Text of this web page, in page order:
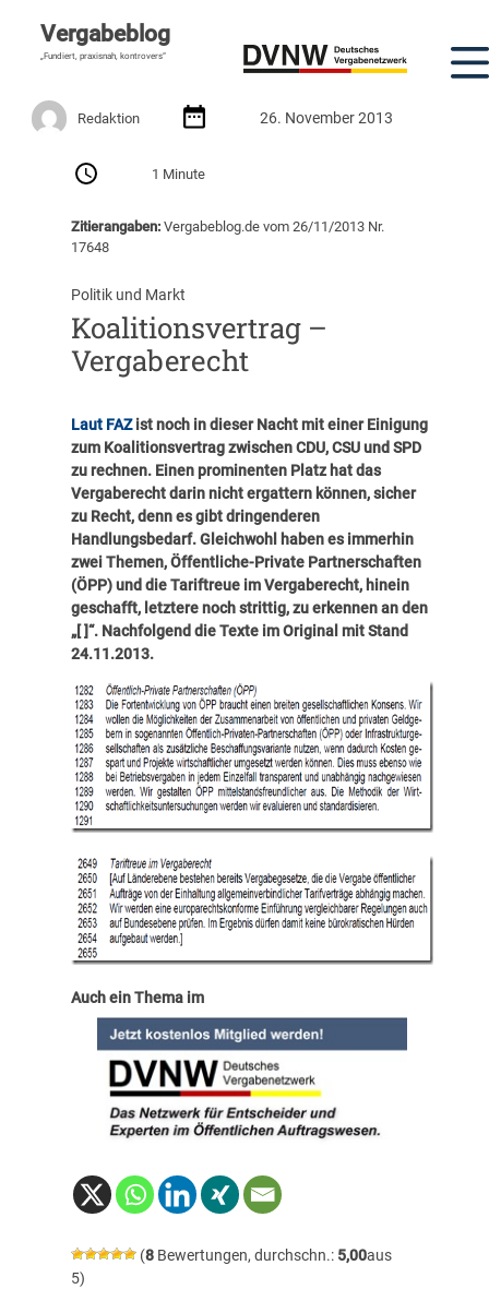
Vergabeblog
„Fundiert, praxisnah, kontrovers“
Redaktion 26. November 2013
1 Minute
Zitierangaben:Vergabeblog.de vom 26/11/2013 Nr.
17648
Politik und Markt
Koalitionsvertrag –
Vergaberecht
Laut FAZist noch in dieser Nacht mit einer Einigung
zum Koalitionsvertrag zwischen CDU, CSU und SPD
zu rechnen. Einen prominenten Platz hat das
Vergaberecht darin nicht ergattern können, sicher
zu Recht, denn es gibt dringenderen
Handlungsbedarf. Gleichwohl haben es immerhin
zwei Themen, Öffentliche-Private Partnerschaften
(ÖPP) und die Tariftreue im Vergaberecht, hinein
geschafft, letztere noch strittig, zu erkennen an den
„[ ]“. Nachfolgend die Texte im Original mit Stand
24.11.2013.
Auch ein Thema im
(8Bewertungen, durchschn.: 5,00aus
5)